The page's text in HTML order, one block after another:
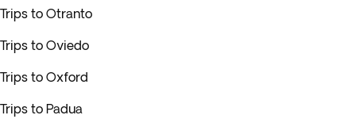
Trips to Otranto
Trips to Oviedo
Trips to Oxford
Trips to Padua